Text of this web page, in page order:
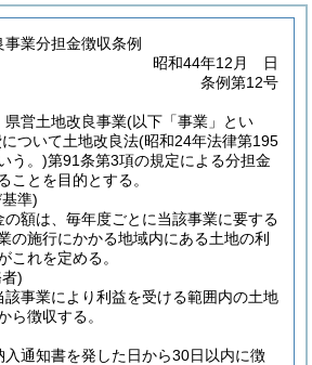
業分担金徴収条例
昭和44年12月 日
条例第12号
県営土地改良事業(以下「事業」とい
ついて土地改良法(昭和24年法律第195
う。)第91条第3項の規定による分担金
ことを目的とする。
準)
の額は、毎年度ごとに当該事業に要する
の施行にかかる地域内にある土地の利
これを定める。
)
該事業により利益を受ける範囲内の土地
ら徴収する。
入通知書を発した日から30日以内に徴